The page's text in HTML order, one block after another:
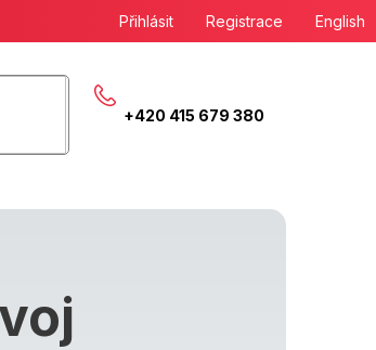
Přihlásit Registrace English
+420 415 679 380